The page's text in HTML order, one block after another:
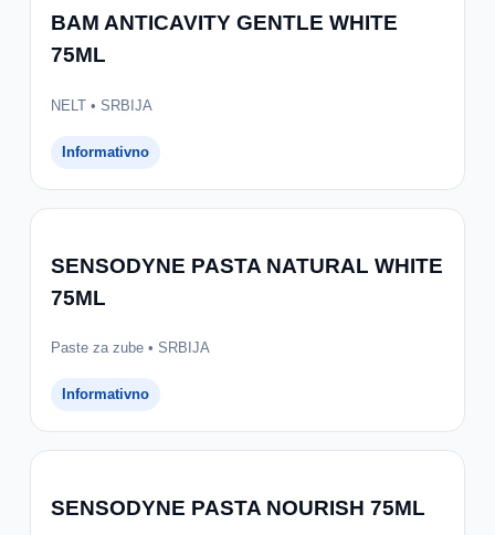
BAM ANTICAVITY GENTLE WHITE
75ML
NELT • SRBIJA
Informativno
SENSODYNE PASTA NATURAL WHITE
75ML
Paste za zube • SRBIJA
Informativno
SENSODYNE PASTA NOURISH 75ML